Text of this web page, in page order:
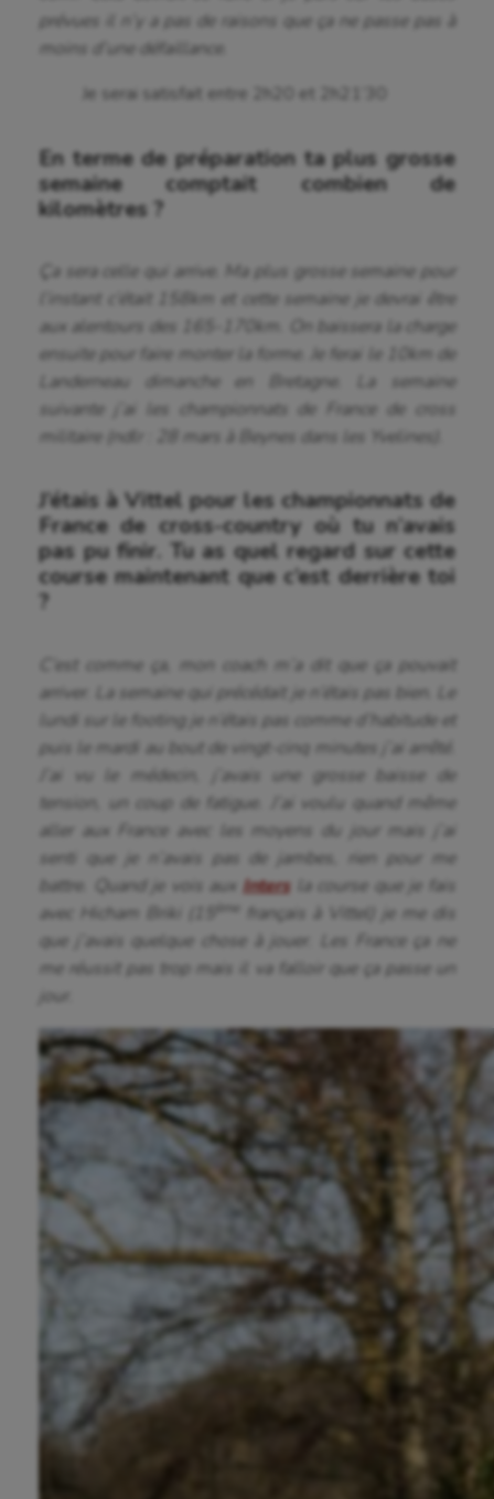
Athlétisme
Auto
Aviron
Balle à la main
Ballon au poing
Baseball
Billard
Boules lyonnaises
Canoë-kayak
prévues il n’y a pas de raisons que ça ne passe pas à
moins d’une défaillance.
Je serai satisfait entre 2h20 et 2h21’30
En terme de préparation ta plus grosse
semaine comptait combien de
kilomètres ?
Ça sera celle qui arrive. Ma plus grosse semaine pour
l’instant c’était 158km et cette semaine je devrai être
aux alentours des 165-170km. On baissera la charge
ensuite pour faire monter la forme. Je ferai le 10km de
Landerneau dimanche en Bretagne. La semaine
suivante j’ai les championnats de France de cross
militaire (ndlr : 28 mars à Beynes dans les Yvelines).
J’étais à Vittel pour les championnats de
France de cross-country où tu n’avais
pas pu finir. Tu as quel regard sur cette
course maintenant que c’est derrière toi
?
C’est comme ça, mon coach m’a dit que ça pouvait
arriver. La semaine qui précédait je n’étais pas bien. Le
lundi sur le footing je n’étais pas comme d’habitude et
puis le mardi au bout de vingt-cinq minutes j’ai arrêté.
J’ai vu le médecin, j’avais une grosse baisse de
tension, un coup de fatigue. J’ai voulu quand même
aller aux France avec les moyens du jour mais j’ai
senti que je n’avais pas de jambes, rien pour me
battre. Quand je vois aux Intersla course que je fais
avec Hicham Briki (15
ème
français à Vittel) je me dis
que j’avais quelque chose à jouer. Les France ça ne
me réussit pas trop mais il va falloir que ça passe un
jour.